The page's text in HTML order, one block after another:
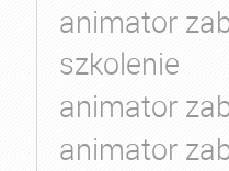
animator
szkolenie
animator
animator